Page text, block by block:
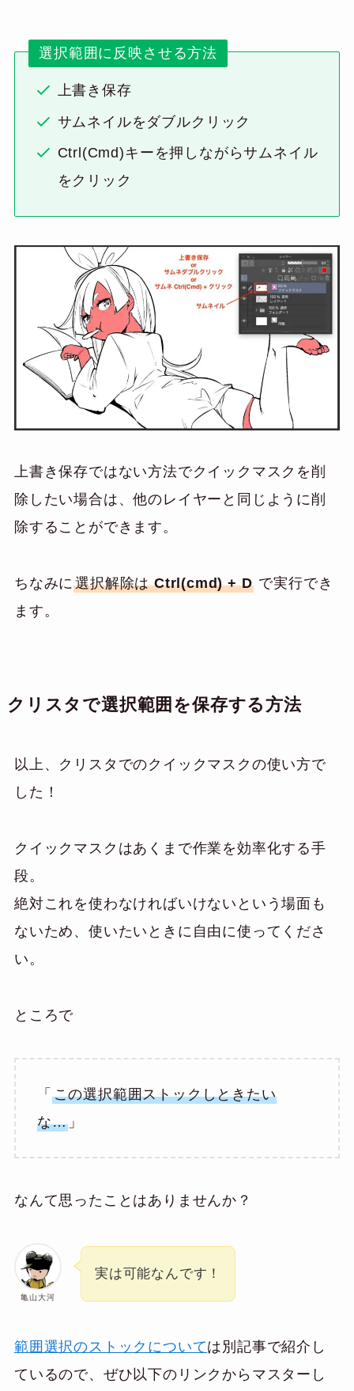
選択範囲に反映させる方法
上書き保存
サムネイルをダブルクリック
Ctrl(Cmd)キーを押しながらサムネイル
をクリック
上書き保存ではない方法でクイックマスクを削
除したい場合は、他のレイヤーと同じように削
除することができます。
ちなみに選択解除はCtrl(cmd) + D で実行でき
ます。
クリスタで選択範囲を保存する方法
以上、クリスタでのクイックマスクの使い方で
した！
クイックマスクはあくまで作業を効率化する手
段。
絶対これを使わなければいけないという場面も
ないため、使いたいときに自由に使ってくださ
い。
ところで
「 この選択範囲ストックしときたい
な… 」
なんて思ったことはありませんか？
亀山大河
実は可能なんです！
範囲選択のストックについては別記事で紹介し
ているので、ぜひ以下のリンクからマスターし